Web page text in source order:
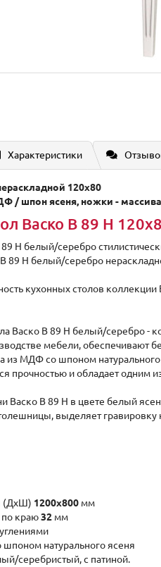
Характеристики
120х80
/ шпон ясеня, ножки -
Васко В 89 Н
Н белый/серебро
89 H белый/серебро
кухонных столов
Васко В 89 Н белый/серебро -
мебели, обеспечивают
из МДФ со шпоном натурального
прочностью и обладает
Васко В 89 Н в цвете белый
выделяет гравировку
(ДxШ) 1200x800 мм
краю32 мм
натурального ясеня
серебристый, с патиной.